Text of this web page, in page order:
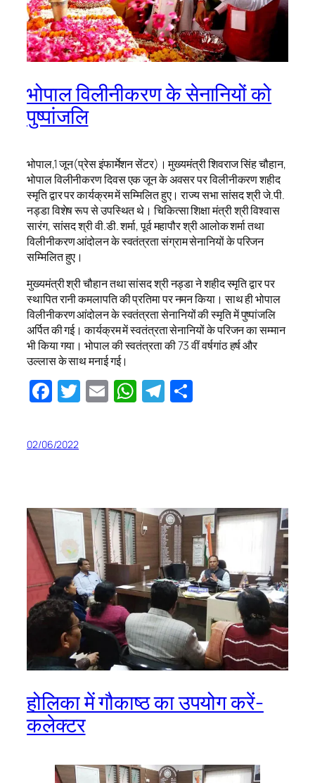
भोपाल विलीनीकरण के सेनानियों को
पुष्पांजलि
भोपाल,1 जून(प्रेस इंफार्मेशन सेंटर)। मुख्यमंत्री शिवराज सिंह चौहान,
भोपाल विलीनीकरण दिवस एक जून के अवसर पर विलीनीकरण शहीद
स्मृति द्वार पर कार्यक्रम में सम्मिलित हुए। राज्य सभा सांसद श्री जे.पी.
नड्डा विशेष रूप से उपस्थित थे। चिकित्सा शिक्षा मंत्री श्री विश्वास
सारंग, सांसद श्री वी.डी. शर्मा, पूर्व महापौर श्री आलोक शर्मा तथा
विलीनीकरण आंदोलन के स्वतंत्रता संग्राम सेनानियों के परिजन
सम्मिलित हुए।
मुख्यमंत्री श्री चौहान तथा सांसद श्री नड्डा ने शहीद स्मृति द्वार पर
स्थापित रानी कमलापति की प्रतिमा पर नमन किया। साथ ही भोपाल
विलीनीकरण आंदोलन के स्वतंत्रता सेनानियों की स्मृति में पुष्पांजलि
अर्पित की गई। कार्यक्रम में स्वतंत्रता सेनानियों के परिजन का सम्मान
भी किया गया। भोपाल की स्वतंत्रता की 73 वीं वर्षगांठ हर्ष और
उल्लास के साथ मनाई गई।
Facebook
Twitter
EmailWhatsApp
Telegram
02/06/2022
होलिका में गौकाष्ठ का उपयोग करें-
कलेक्टर